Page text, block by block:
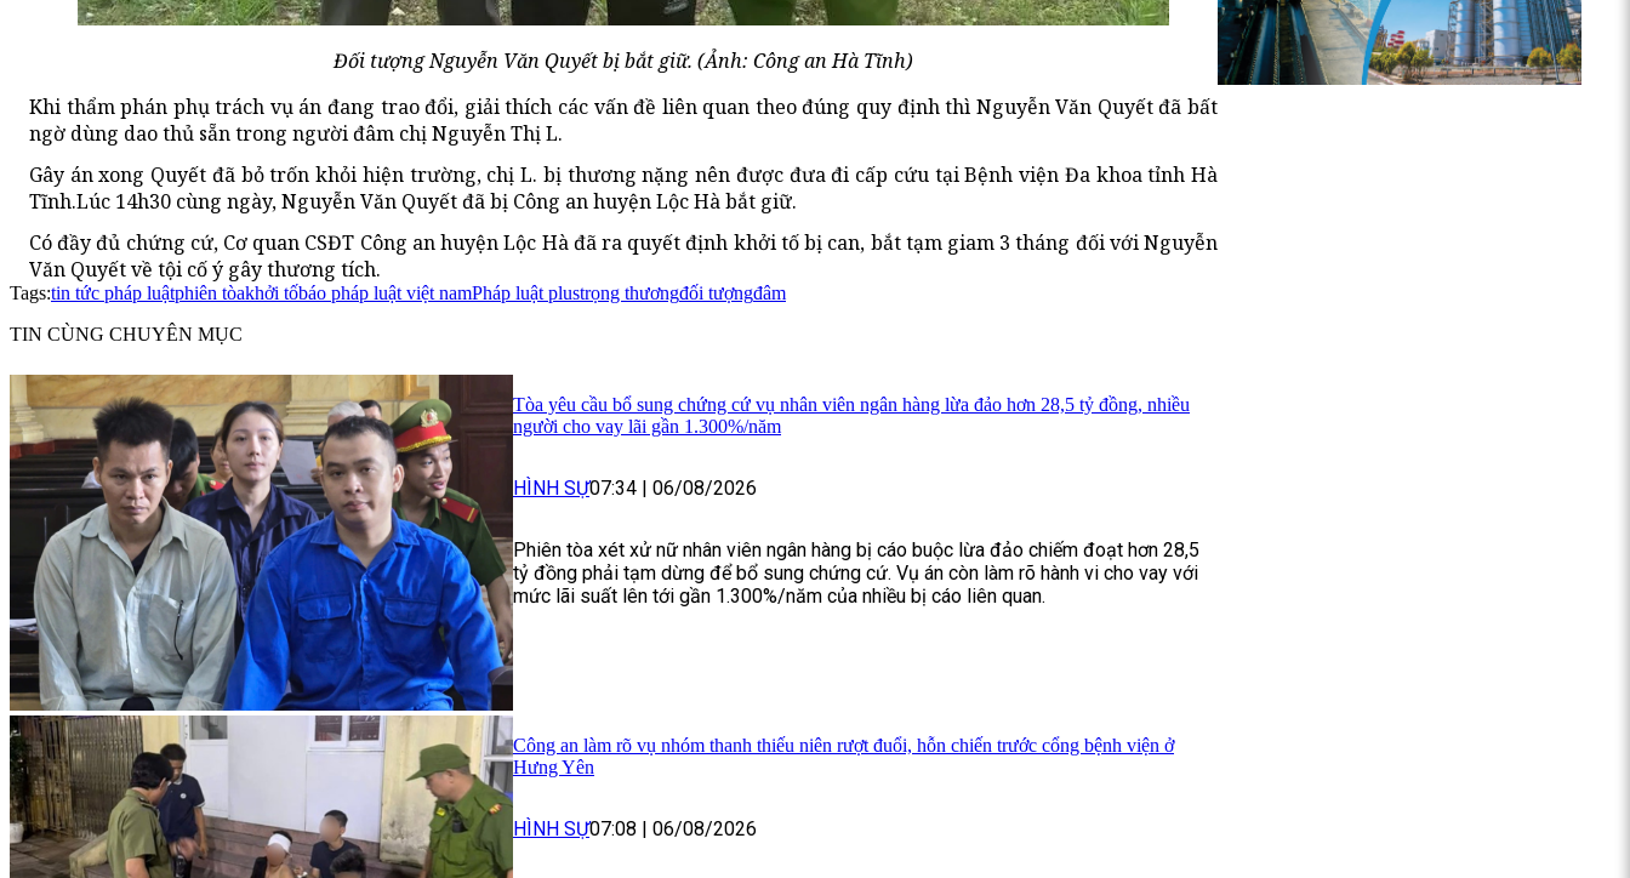
Đối tượng Nguyễn Văn Quyết bị bắt giữ. (Ảnh: Công an Hà Tĩnh)
Khi thẩm phán phụ trách vụ án đang trao đổi, giải thích các vấn đề liên quan theo đúng quy định thì Nguyễn Văn Quyết đã bất
ngờ dùng dao thủ sẵn trong người đâm chị Nguyễn Thị L.
Gây án xong Quyết đã bỏ trốn khỏi hiện trường, chị L. bị thương nặng nên được đưa đi cấp cứu tại Bệnh viện Đa khoa tỉnh Hà
Tĩnh.Lúc 14h30 cùng ngày, Nguyễn Văn Quyết đã bị Công an huyện Lộc Hà bắt giữ.
Có đầy đủ chứng cứ, Cơ quan CSĐT Công an huyện Lộc Hà đã ra quyết định khởi tố bị can, bắt tạm giam 3 tháng đối với Nguyễn
Văn Quyết về tội cố ý gây thương tích.
Tags:tin tức pháp luậtphiên tòakhởi tốbáo pháp luật việt namPháp luật plustrọng thươngđối tượngđâm
TIN CÙNG CHUYÊN MỤC
Tòa yêu cầu bổ sung chứng cứ vụ nhân viên ngân hàng lừa đảo hơn 28,5 tỷ đồng, nhiều
người cho vay lãi gần 1.300%/năm
HÌNH SỰ07:34 06/08/2026
Phiên tòa xét xử nữ nhân viên ngân hàng bị cáo buộc lừa đảo chiếm đoạt hơn 28,5
tỷ đồng phải tạm dừng để bổ sung chứng cứ. Vụ án còn làm rõ hành vi cho vay với
mức lãi suất lên tới gần 1.300%/năm của nhiều bị cáo liên quan.
Công an làm rõ vụ nhóm thanh thiếu niên rượt đuổi, hỗn chiến trước cổng bệnh viện ở
Hưng Yên
HÌNH SỰ07:08 | 06/08/2026